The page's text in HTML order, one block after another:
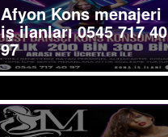
Afyon Kons menajeri
iş ilanları 0545 717 40
97